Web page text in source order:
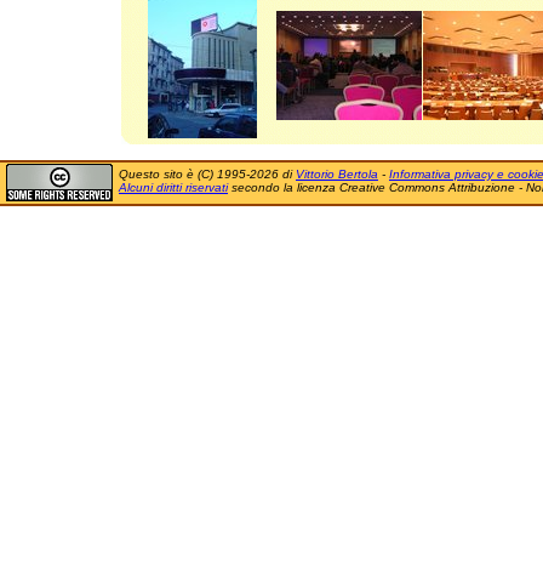
Questo sito è (C) 1995-2026 di Vittorio Bertola - Informativa privacy e cookie
Alcuni diritti riservatisecondo la licenza Creative Commons Attribuzione -